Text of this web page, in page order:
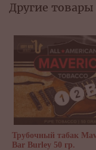
Другие товары
Трубочный табак
Bar Burley 50 гр.